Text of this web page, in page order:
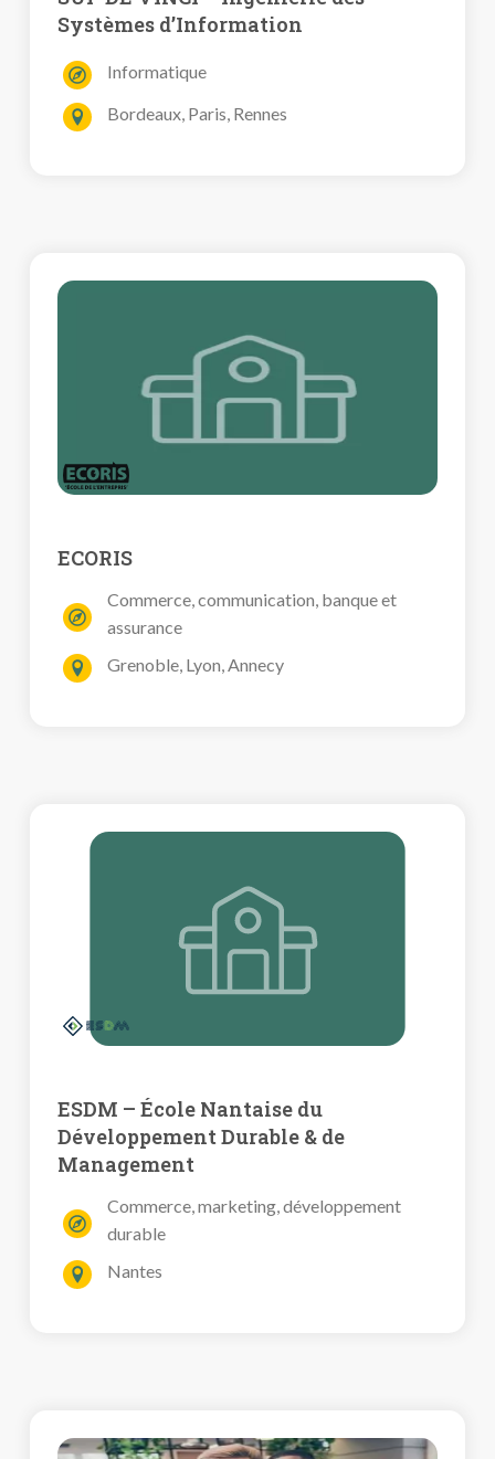
Systèmes d’Information
Informatique
Bordeaux, Paris, Rennes
ECORIS
Commerce, communication, banque et
assurance
Grenoble, Lyon, Annecy
ESDM – École Nantaise du
Développement Durable & de
Management
Commerce, marketing, développement
durable
Nantes